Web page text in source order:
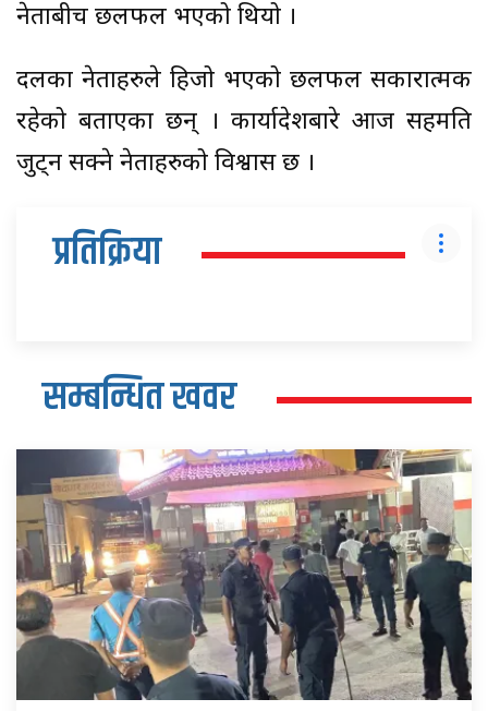
नेताबीच छलफल भएको थियो ।
दलका नेताहरुले हिजो भएको छलफल सकारात्मक
रहेको बताएका छन् । कार्यादेशबारे आज सहमति
जुट्न सक्ने नेताहरुको विश्वास छ ।
प्रतिक्रिया
सम्बन्धित खवर